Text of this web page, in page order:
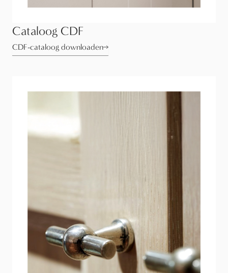
Cataloog CDF
CDF-cataloog downloaden